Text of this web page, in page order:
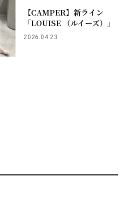
【CAMPER】新ライン
「LOUISE （ルイーズ）」
2026.04.23